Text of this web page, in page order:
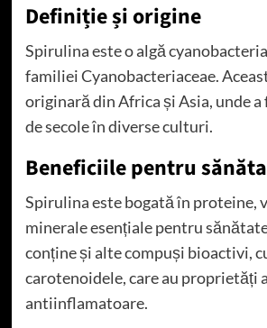
Definiție și origine
Spirulina este o algă
familiei Cyanobacteriaceae.
originară din Africa și Asia, unde
de secole în diverse culturi.
Beneficiile pentru
Spirulina este bogată în proteine,
minerale esențiale pentru
conține și alte compuși bioactivi,
carotenoidele, care au proprietăți
antiinflamatoare.